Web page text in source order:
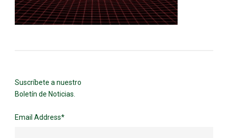
Suscríbete a nuestro
Boletín de Noticias.
Email Address*